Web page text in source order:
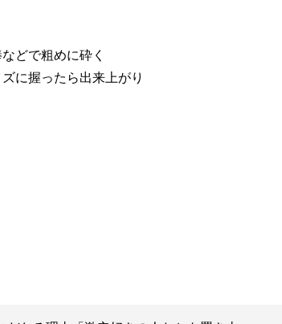
どで粗めに砕く
に握ったら出来上がり